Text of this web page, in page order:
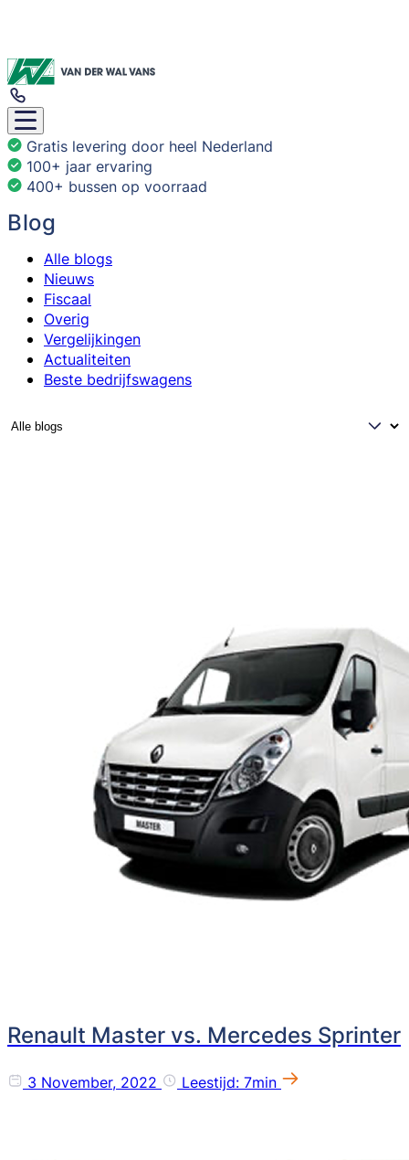
Gratis levering door heel Nederland
100+ jaar ervaring
400+ bussen op voorraad
Blog
Alle blogs
Nieuws
Fiscaal
Overig
Vergelijkingen
Actualiteiten
Beste bedrijfswagens
Renault Master vs. Mercedes Sprinter
3 November, 2022 Leestijd: 7min